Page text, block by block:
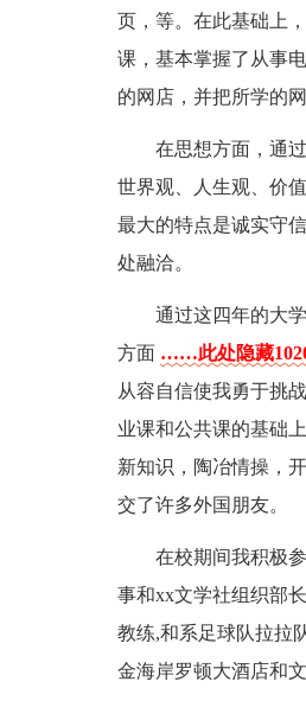
页，等。在此基础上
课，基本掌握了从事
的网店，并把所学的
在思想方面，通
世界观、人生观、价
最大的特点是诚实守
处融洽。
通过这四年的大
方面 ……此处隐藏
从容自信使我勇于挑
业课和公共课的基础
新知识，陶冶情操，
交了许多外国朋友。
在校期间我积极
事和xx文学社组织部
教练,和系足球队拉拉
金海岸罗顿大酒店和